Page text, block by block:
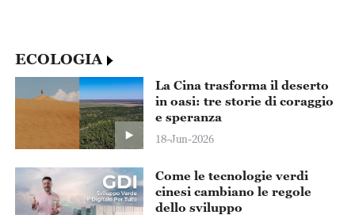
culturale dell'umanità
ECOLOGIA
La Cina trasforma il deserto
in oasi: tre storie di coraggio
e speranza
18-Jun-2026
Come le tecnologie verdi
cinesi cambiano le regole
dello sviluppo